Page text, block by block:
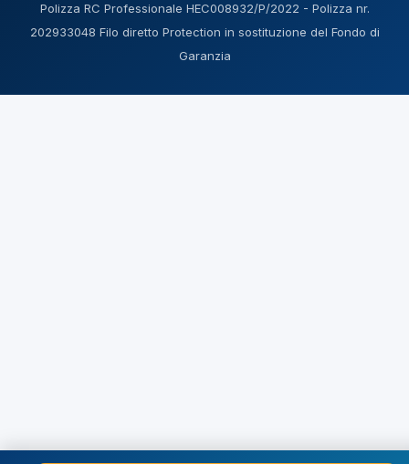
Polizza RC Professionale HEC008932/P/2022 - Polizza nr.
202933048 Filo diretto Protection in sostituzione del Fondo di
Garanzia